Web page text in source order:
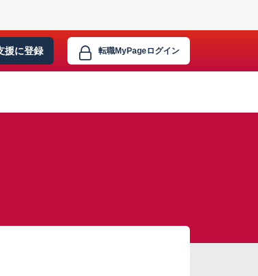
援に登録 転職MyPageログイン